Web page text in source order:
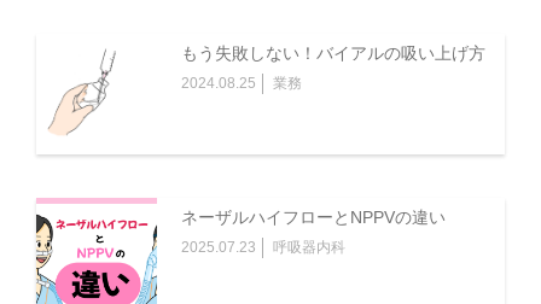
もう失敗しない！バイアルの吸い上げ方
2024.08.25 業務
ネーザルハイフローとNPPVの違い
2025.07.23 呼吸器内科